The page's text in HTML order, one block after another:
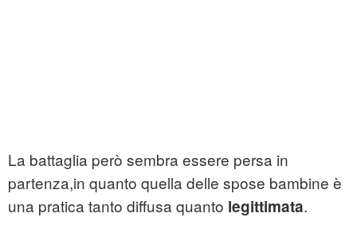
La battaglia però sembra essere persa in
partenza,in quanto quella delle spose bambine è
una pratica tanto diffusa quanto legittimata.